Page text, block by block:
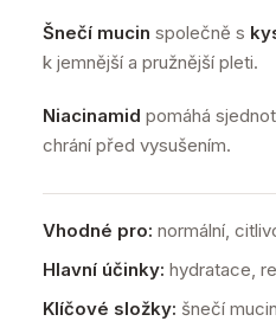
Šnečí mucin společně s
k jemnější a pružnější pleti.
Niacinamid pomáhá
chrání před vysušením.
Vhodné pro: normální,
Hlavní účinky: hydratace,
Klíčové složky: šnečí